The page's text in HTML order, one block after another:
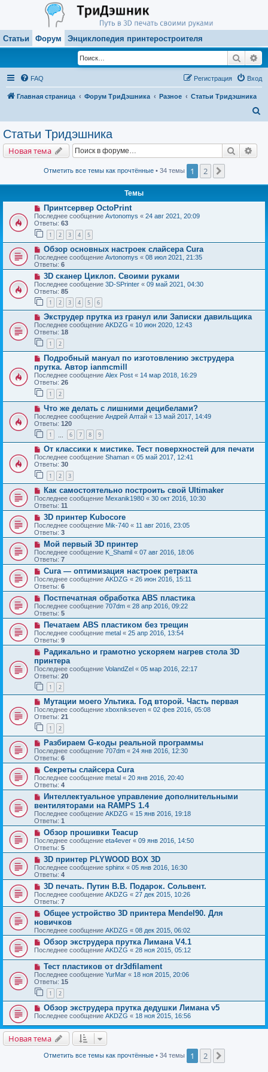
Статьи Форум Энциклопедия принтеростроителя
Поиск
FAQ Вход
Регистрация
Главная страница Форум ТриДэшника Разное
Статьи Тридэшника
Статьи Тридэшника
Новая тема Поиск
Отметить все темы как прочтённые• 34 темы 1 2
Темы
Принтсервер OctoPrint
Последнее сообщение Avtonomys « 24 авг 2021, 20:09
Ответы: 63
1 2 3 4 5
Обзор основных настроек слайсера Cura
Последнее сообщение Avtonomys « 08 июл 2021, 21:35
Ответы: 6
3D сканер Циклоп. Своими руками
Последнее сообщение 3D-SPrinter « 09 май 2021, 04:30
Ответы: 85
1 2 3 4 5 6
Экструдер прутка из гранул или Записки давильщика
Последнее сообщение AKDZG « 10 июн 2020, 12:43
Ответы: 18
1 2
Подробный мануал по изготовлению экструдера
прутка. Автор ianmcmill
Последнее сообщение Alex Post « 14 мар 2018, 16:29
Ответы: 26
1 2
Что же делать с лишними децибелами?
Последнее сообщение Андрей Алтай « 13 май 2017, 14:49
Ответы: 120
1 6 7 8 9
От классики к мистике. Тест поверхностей для печати
Последнее сообщение Shaman « 05 май 2017, 12:41
Ответы: 30
1 2 3
Как самостоятельно построить свой Ultimaker
Последнее сообщение Mexanik1980 « 30 окт 2016, 10:30
Ответы: 11
3D принтер Kubocore
Последнее сообщение Mik-740 « 11 авг 2016, 23:05
Ответы: 3
Мой первый 3D принтер
Последнее сообщение K_Shamil « 07 авг 2016, 18:06
Ответы: 7
Cura — оптимизация настроек ретракта
Последнее сообщение AKDZG « 26 июн 2016, 15:11
Ответы: 6
Постпечатная обработка ABS пластика
Последнее сообщение 707dm « 28 апр 2016, 09:22
Ответы: 5
Печатаем ABS пластиком без трещин
Последнее сообщение metal « 25 апр 2016, 13:54
Ответы: 9
Радикально и грамотно ускоряем нагрев стола 3D
принтера
Последнее сообщение VolandZel « 05 мар 2016, 22:17
Ответы: 20
1 2
Мутации моего Ультика. Год второй. Часть первая
Последнее сообщение xboxnikseven « 02 фев 2016, 05:08
Ответы: 21
1 2
Разбираем G-коды реальной программы
Последнее сообщение 707dm « 24 янв 2016, 12:30
Ответы: 6
Секреты слайсера Cura
Последнее сообщение metal « 20 янв 2016, 20:40
Ответы: 4
Интеллектуальное управление дополнительными
вентиляторами на RAMPS 1.4
Последнее сообщение AKDZG « 15 янв 2016, 19:18
Ответы: 1
Обзор прошивки Teacup
Последнее сообщение eta4ever « 09 янв 2016, 14:50
Ответы: 5
3D принтер PLYWOOD BOX 3D
Последнее сообщение sphinx « 05 янв 2016, 16:30
Ответы: 4
3D печать. Путин В.В. Подарок. Сольвент.
Последнее сообщение AKDZG « 27 дек 2015, 10:26
Ответы: 7
Общее устройство 3D принтера Mendel90. Для
новичков
Последнее сообщение AKDZG « 08 дек 2015, 06:02
Обзор экструдера прутка Лимана V4.1
Последнее сообщение AKDZG « 28 ноя 2015, 05:12
Тест пластиков от dr3dfilament
Последнее сообщение YurMar « 18 ноя 2015, 20:06
Ответы: 15
1 2
Обзор экструдера прутка дедушки Лимана v5
Последнее сообщение AKDZG « 18 ноя 2015, 16:56
Новая тема
Отметить все темы как прочтённые• 34 темы 1 2